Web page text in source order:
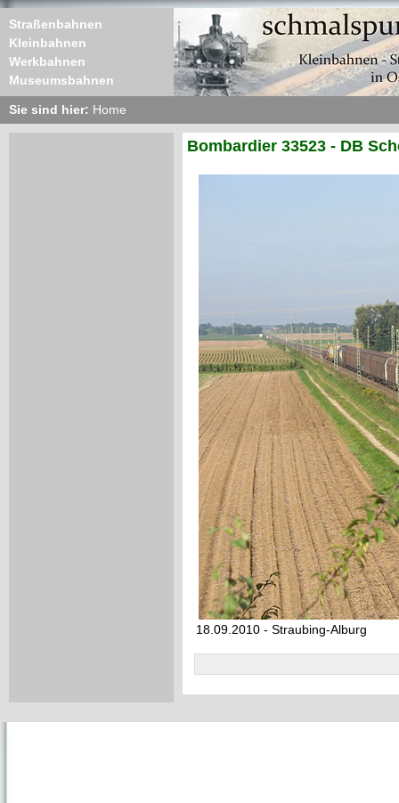
Straßenbahnen
Kleinbahnen
Werkbahnen
Museumsbahnen
Sie sind hier: Home
Bombardier 33523 - DB
18.09.2010 - Straubing-Alburg